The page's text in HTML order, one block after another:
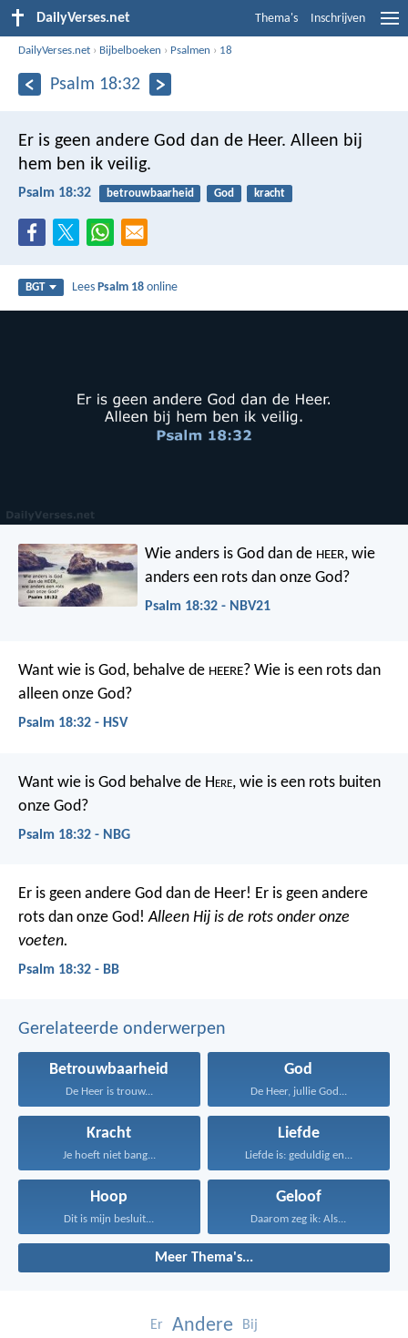
DailyVerses.net Thema's Inschrijven
DailyVerses.net › Bijbelboeken › Psalmen › 18
Psalm 18:32
Er is geen andere God dan de Heer. Alleen bij
hem ben ik veilig.
Psalm 18:32 betrouwbaarheid God kracht
BGT LeesPsalm 18 online
Wie anders is God dan de HEER, wie
anders een rots dan onze God?
Psalm 18:32 - NBV21
Want wie is God, behalve de HEERE? Wie is een rots dan
alleen onze God?
Psalm 18:32 - HSV
Want wie is God behalve de Here, wie is een rots buiten
onze God?
Psalm 18:32 - NBG
Er is geen andere God dan de Heer! Er is geen andere
rots dan onze God! Alleen Hij is de rots onder onze
voeten.
Psalm 18:32 - BB
Gerelateerde onderwerpen
Betrouwbaarheid
De Heer is trouw...
God
De Heer, jullie God...
Kracht
Je hoeft niet bang...
Liefde
Liefde is: geduldig en...
Hoop
Dit is mijn besluit...
Geloof
Daarom zeg ik: Als...
Meer Thema's...
Er Andere Bij